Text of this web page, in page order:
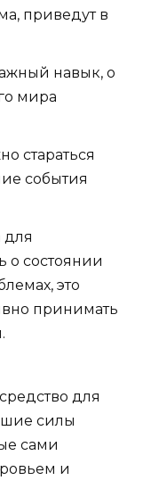
приведут в
навык, о
мира
стараться
события
для
о состоянии
это
принимать
для
силы
сами
и